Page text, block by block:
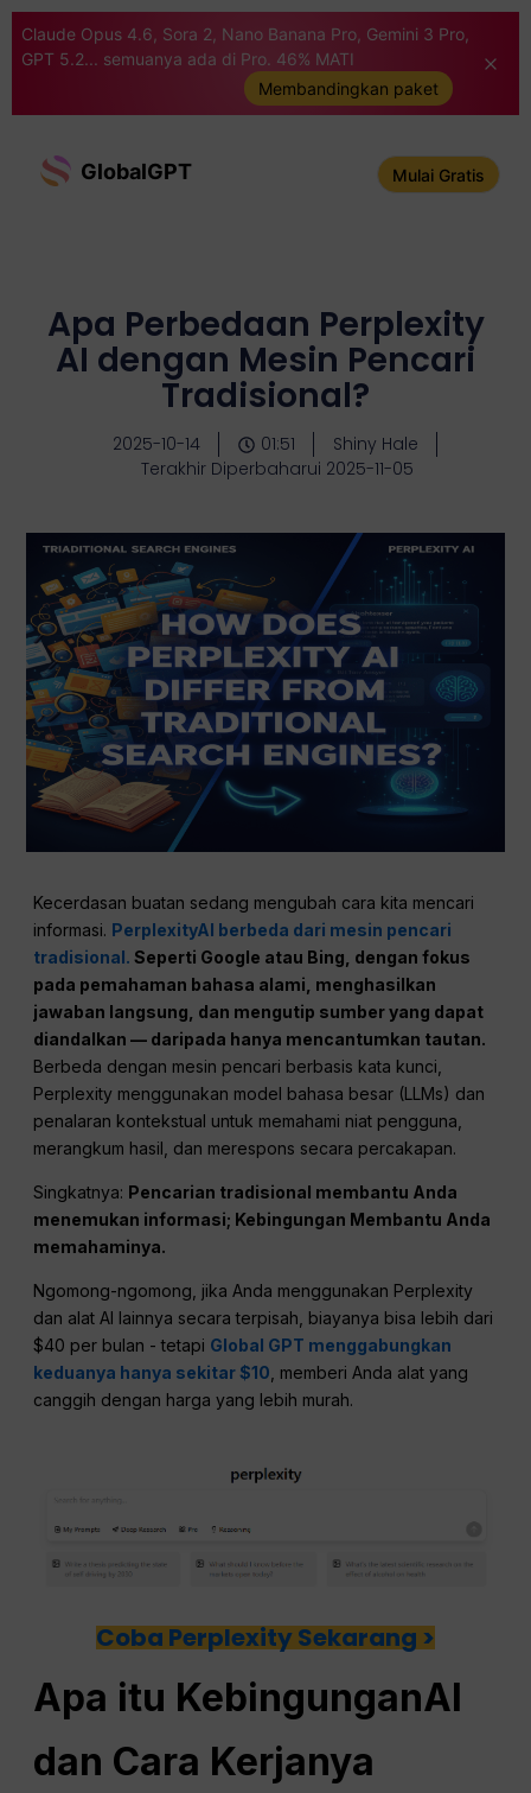
Claude Opus 4.6, Sora 2, Nano Banana Pro, Gemini 3 Pro,
GPT 5.2... semuanya ada di Pro. 46% MATI
Membandingkan paket
GlobalGPT Mulai Gratis
Apa Perbedaan Perplexity
AI dengan Mesin Pencari
Tradisional?
2025-10-14 01:51
Shiny Hale
Terakhir Diperbaharui 2025-11-05
Kecerdasan buatan sedang mengubah cara kita mencari
informasi. PerplexityAI berbeda dari mesin pencari
tradisional. Seperti Google atau Bing, dengan fokus
pada pemahaman bahasa alami, menghasilkan
jawaban langsung, dan mengutip sumber yang dapat
diandalkan — daripada hanya mencantumkan tautan.
Berbeda dengan mesin pencari berbasis kata kunci,
Perplexity menggunakan model bahasa besar (LLMs) dan
penalaran kontekstual untuk memahami niat pengguna,
merangkum hasil, dan merespons secara percakapan.
Singkatnya: Pencarian tradisional membantu Anda
menemukan informasi; Kebingungan Membantu Anda
memahaminya.
Ngomong-ngomong, jika Anda menggunakan Perplexity
dan alat AI lainnya secara terpisah, biayanya bisa lebih dari
$40 per bulan - tetapi Global GPT menggabungkan
keduanya hanya sekitar $10, memberi Anda alat yang
canggih dengan harga yang lebih murah.
Coba Perplexity Sekarang >
Apa itu KebingunganAI
dan Cara Kerjanya